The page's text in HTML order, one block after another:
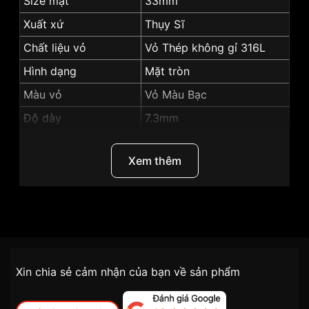
Xuất xứ
Thụy Sĩ
Chất liệu vỏ
Vỏ Thép không gỉ 316L
Hình dạng
Mặt tròn
Màu vỏ
Vỏ Màu Bạc
Độ dày
7.3mm
Đen
Những sản phẩm tương tự"Tissot 33mm Nữ
T063.210.11.057.00":
Xem thêm
Đối tượng sử dụng Nữ
tiện lợi –
nhanh chóng – minh bạch
Xin chia sẻ cảm nhận của bạn về sản phẩm